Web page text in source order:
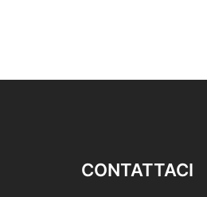
CONTATTACI